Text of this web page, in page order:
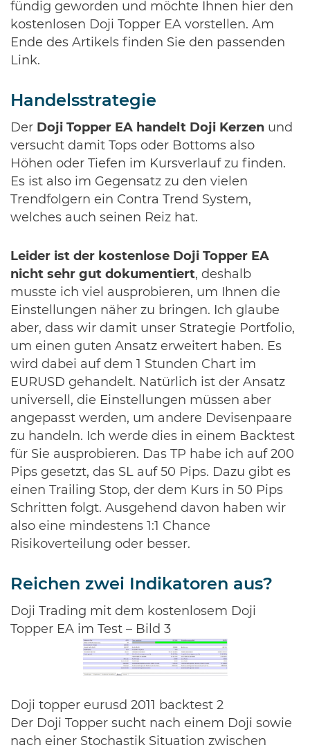
fündig geworden und möchte Ihnen hier den
kostenlosen Doji Topper EA vorstellen. Am
Ende des Artikels finden Sie den passenden
Link.
Handelsstrategie
Der Doji Topper EA handelt Doji Kerzen und
versucht damit Tops oder Bottoms also
Höhen oder Tiefen im Kursverlauf zu finden.
Es ist also im Gegensatz zu den vielen
Trendfolgern ein Contra Trend System,
welches auch seinen Reiz hat.
Leider ist der kostenlose Doji Topper EA
nicht sehr gut dokumentiert, deshalb
musste ich viel ausprobieren, um Ihnen die
Einstellungen näher zu bringen. Ich glaube
aber, dass wir damit unser Strategie Portfolio,
um einen guten Ansatz erweitert haben. Es
wird dabei auf dem 1 Stunden Chart im
EURUSD gehandelt. Natürlich ist der Ansatz
universell, die Einstellungen müssen aber
angepasst werden, um andere Devisenpaare
zu handeln. Ich werde dies in einem Backtest
für Sie ausprobieren. Das TP habe ich auf 200
Pips gesetzt, das SL auf 50 Pips. Dazu gibt es
einen Trailing Stop, der dem Kurs in 50 Pips
Schritten folgt. Ausgehend davon haben wir
also eine mindestens 1:1 Chance
Risikoverteilung oder besser.
Reichen zwei Indikatoren aus?
Doji Trading mit dem kostenlosem Doji
Topper EA im Test – Bild 3
Doji topper eurusd 2011 backtest 2
Der Doji Topper sucht nach einem Doji sowie
nach einer Stochastik Situation zwischen